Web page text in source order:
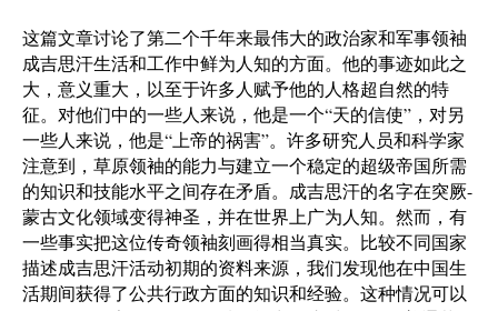
这篇文章讨论了第二个千年来最伟大的政治家和军事领袖
成吉思汗生活和工作中鲜为人知的方面。他的事迹如此之
大，意义重大，以至于许多人赋予他的人格超自然的特
征。对他们中的一些人来说，他是一个“天的信使”，对另
一些人来说，他是“上帝的祸害”。许多研究人员和科学家
注意到，草原领袖的能力与建立一个稳定的超级帝国所需
的知识和技能水平之间存在矛盾。成吉思汗的名字在突厥-
蒙古文化领域变得神圣，并在世界上广为人知。然而，有
一些事实把这位传奇领袖刻画得相当真实。比较不同国家
描述成吉思汗活动初期的资料来源，我们发现他在中国生
活期间获得了公共行政方面的知识和经验。这种情况可以